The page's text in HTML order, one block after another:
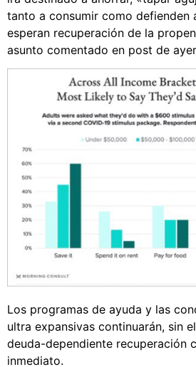
tanto a consumir como defienden
esperan recuperación de la
asunto comentado en post de
Los programas de ayuda y las
ultra expansivas continuarán, sin
deuda-dependiente recuperación
inmediato.